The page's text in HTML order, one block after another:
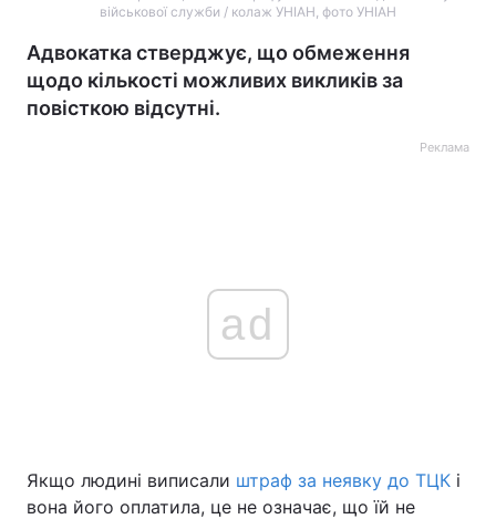
військової служби / колаж УНІАН, фото УНІАН
Адвокатка стверджує, що обмеження
щодо кількості можливих викликів за
повісткою відсутні.
Реклама
ad
Якщо людині виписали штраф за неявку до ТЦК і
вона його оплатила, це не означає, що їй не